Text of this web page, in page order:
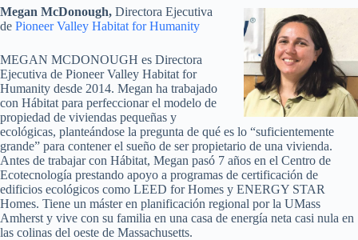
Megan McDonough, Directora Ejecutiva
de Pioneer Valley Habitat for Humanity
MEGAN MCDONOUGH es Directora
Ejecutiva de Pioneer Valley Habitat for
Humanity desde 2014. Megan ha trabajado
con Hábitat para perfeccionar el modelo de
propiedad de viviendas pequeñas y
ecológicas, planteándose la pregunta de qué es lo “suficientemente
grande” para contener el sueño de ser propietario de una vivienda.
Antes de trabajar con Hábitat, Megan pasó 7 años en el Centro de
Ecotecnología prestando apoyo a programas de certificación de
edificios ecológicos como LEED for Homes y ENERGY STAR
Homes. Tiene un máster en planificación regional por la UMass
Amherst y vive con su familia en una casa de energía neta casi nula en
las colinas del oeste de Massachusetts.